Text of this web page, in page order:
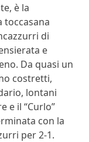
è la
toccasana
di
e
Da quasi un
costretti,
lontani
e il “Curlo”
con la
per 2-1.